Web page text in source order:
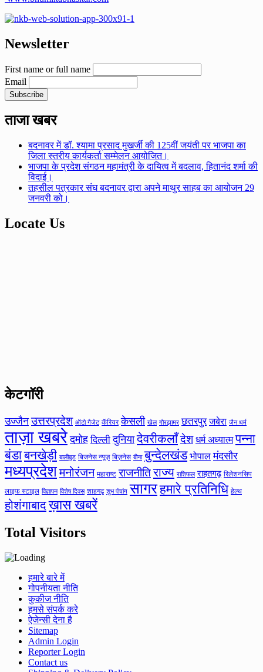
Newsletter
First name or full name
Email
ताजा खबर
बदनावर में डॉ. श्यामा प्रसाद मुखर्जी की 125वीं जयंती पर भाजपा का
जिला स्तरीय कार्यकर्ता सम्मेलन आयोजित।
भाजपा के प्रदेश संगठन महामंत्री के दायित्व में बदलाव, हितानंद शर्मा की
विदाई।
तहसील पत्रकार संघ बदनावर द्वारा अपने माथुर साहब का आयोजन 29
जनवरी को।
Locate Us
केटगॉरी
उज्जैन उत्तरप्रदेश ऑटो गैजेट कॅरियर केसली खेल गौरझामर छतरपुर जबेरा जैन धर्म
ताज़ा खबरे दमोह दिल्ली दुनिया देवरीकलाँदेश धर्म अध्यात्म पन्ना
बंडाबनखेड़ी बालीबुड बिजनेस न्यूज़ बिज़नेस बीना बुन्देलखंड भोपाल मंदसौर
मध्यप्रदेशमनोरंजन महाराष्ट राजनीतिराज्य राशिफल राहतगढ़ रिलेशनसिप
लाइफ स्टाइल विज्ञापन विशेष दिवस शाहगढ़ शुभ पंचांग सागरहमारे प्रतिनिधि हेल्थ
होशंगाबादख़ास खबरें
Total Visitors
हमारे बारे में
गोपनीयता नीति
कुकीज नीति
हमसे संपर्क करे
ऐजेन्सी देना है
Sitemap
Admin Login
Reporter Login
Contact us